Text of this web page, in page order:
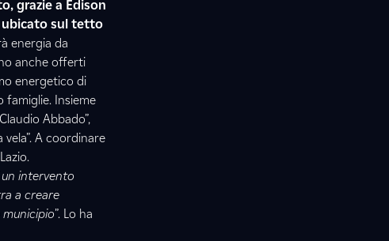
grazie a Edison
ubicato sul tetto
energia da
anche offerti
energetico di
famiglie. Insieme
Abbado”,
vela”. A coordinare
un intervento
a creare
”. Lo ha